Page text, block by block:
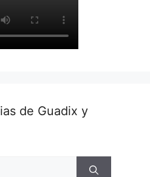
de Guadix y